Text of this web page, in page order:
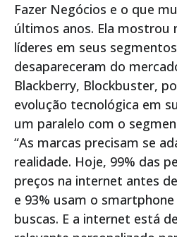
Fazer Negócios e o que
últimos anos. Ela mostrou
líderes em seus
desapareceram do
Blackberry, Blockbuster,
evolução tecnológica em
um paralelo com o
“As marcas precisam se
realidade. Hoje, 99% das
preços na internet antes
e 93% usam o
buscas. E a internet está